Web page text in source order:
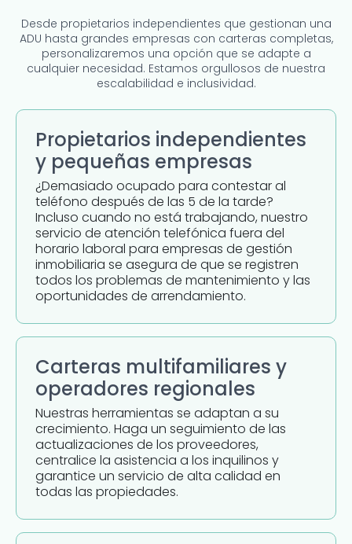
Desde propietarios independientes que gestionan una
ADU hasta grandes empresas con carteras completas,
personalizaremos una opción que se adapte a
cualquier necesidad. Estamos orgullosos de nuestra
escalabilidad e inclusividad.
Propietarios independientes
y pequeñas empresas
¿Demasiado ocupado para contestar al
teléfono después de las 5 de la tarde?
Incluso cuando no está trabajando, nuestro
servicio de atención telefónica fuera del
horario laboral para empresas de gestión
inmobiliaria se asegura de que se registren
todos los problemas de mantenimiento y las
oportunidades de arrendamiento.
Carteras multifamiliares y
operadores regionales
Nuestras herramientas se adaptan a su
crecimiento. Haga un seguimiento de las
actualizaciones de los proveedores,
centralice la asistencia a los inquilinos y
garantice un servicio de alta calidad en
todas las propiedades.